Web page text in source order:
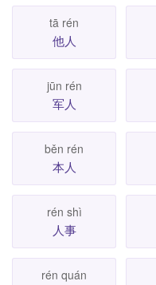
tā rén
他人
jūn rén
军人
běn rén
本人
rén shì
人事
rén quán